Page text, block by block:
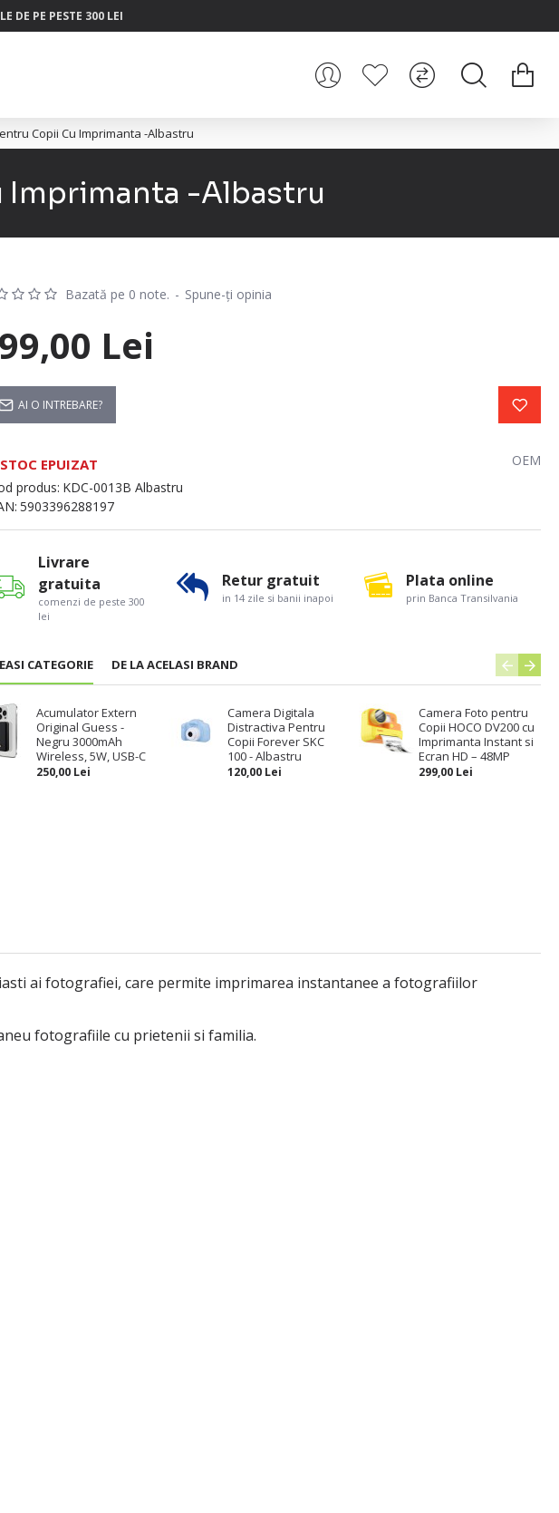
DE PE PESTE 300 LEI
Copii Cu Imprimanta -Albastru
Imprimanta -Albastru
STOC EPUIZAT
produs: KDC-0013B Albastru
5903396288197
OEM
Bazată pe 0 note. - Spune-ţi opinia
Lei
AI O INTREBARE?
CATEGORIE DE LA ACELASI BRAND
Acumulator Extern
Original Guess -
Negru 3000mAh
Wireless, 5W, USB-C
250,00 Lei
Camera Digitala
Distractiva Pentru
Copii Forever SKC
100 - Albastru
120,00 Lei
Camera Foto pentru
Copii HOCO DV200 cu
Imprimanta Instant si
Ecran HD – 48MP
299,00 Lei
Livrare
gratuita
comenzi de peste 300
lei
Retur gratuit
in 14 zile si banii inapoi
Plata online
prin Banca Transilvania
ai fotografiei, care permite imprimarea instantanee a fotografiilor
fotografiile cu prietenii si familia.